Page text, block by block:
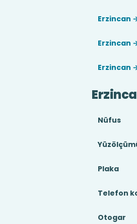
Erzincan
Erzincan
Erzincan
Nüfus
Plaka
Telefon
Otogar